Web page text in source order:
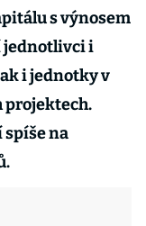
s výnosem
jednotlivci i
i jednotky v
projektech.
spíše na